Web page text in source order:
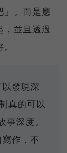
」。而是應
，並且透過
發現深
真的可以
深度。
作，不